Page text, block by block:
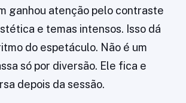
ganhou atenção pelo contraste
e temas intensos. Isso dá
do espetáculo. Não é um
só por diversão. Ele fica e
depois da sessão.